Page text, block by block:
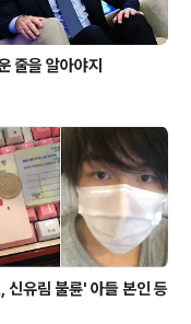
줄을 알아야지
신유림 불륜' 아들 본인 등